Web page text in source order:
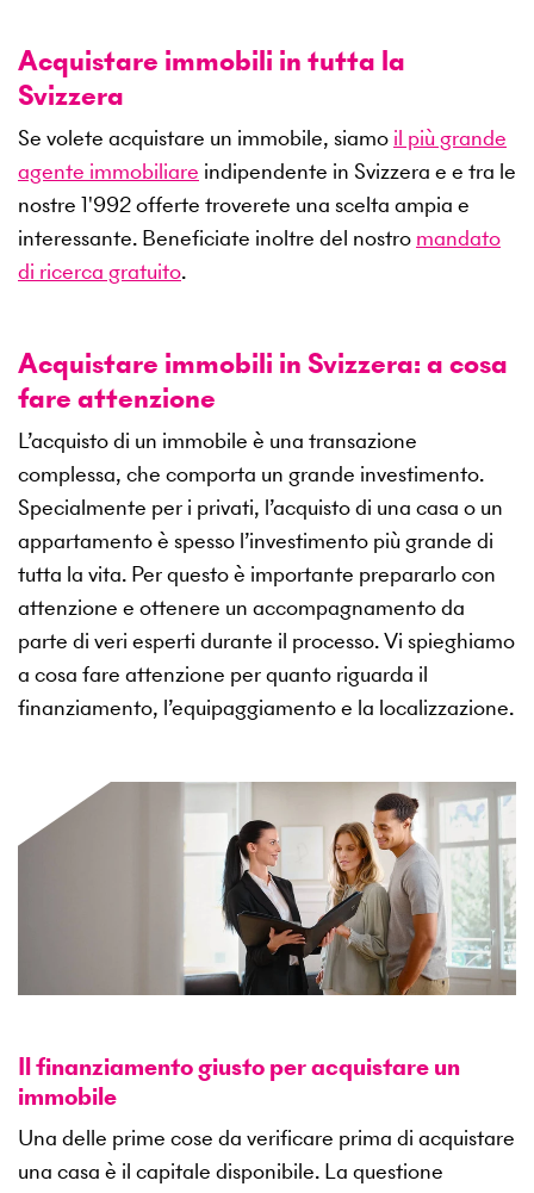
Acquistare immobili in tutta la
Svizzera
Se volete acquistare un immobile, siamo il più grande
agente immobiliare indipendente in Svizzera e e tra le
nostre 1'992offerte troverete una scelta ampia e
interessante. Beneficiate inoltre del nostro mandato
di ricerca gratuito.
Acquistare immobili in Svizzera: a cosa
fare attenzione
L’acquisto di un immobile è una transazione
complessa, che comporta un grande investimento.
Specialmente per i privati, l’acquisto di una casa o un
appartamento è spesso l’investimento più grande di
tutta la vita. Per questo è importante prepararlo con
attenzione e ottenere un accompagnamento da
parte di veri esperti durante il processo. Vi spieghiamo
a cosa fare attenzione per quanto riguarda il
finanziamento, l’equipaggiamento e la localizzazione.
Il finanziamento giusto per acquistare un
immobile
Una delle prime cose da verificare prima di acquistare
una casa è il capitale disponibile. La questione